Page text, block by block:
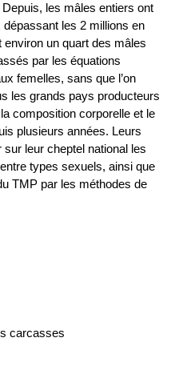
les mâles entiers ont
les 2 millions en
un quart des mâles
par les équations
femelles, sans que l’on
les grands pays producteurs
composition corporelle et le
plusieurs années. Leurs
leur cheptel national les
types sexuels, ainsi que
TMP par les méthodes de
carcasses